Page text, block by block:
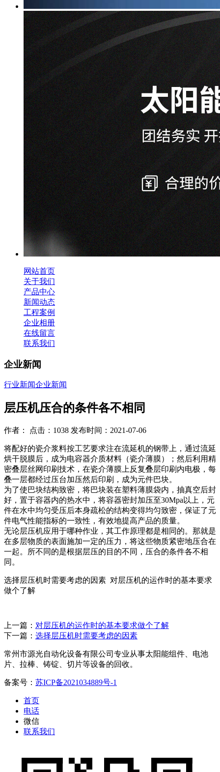
网站首页
关于我们
产品中心
新闻动态
工程案例
企业相册
在线留言
联系我们
企业新闻
行业新闻企业新闻
层压机压合的条件各不相同
作者： 点击：1038 发布时间：2021-07-06
将配好的瓷介浆料按工艺要求注在流延机的钢带上，通过流延
烘干脱膜后，成为电容器介质材料（瓷介薄膜）；然后利用精
密叠层丝网印刷技术，在瓷介薄膜上反复叠层印刷内电极，每
叠一层都经过压台加压然后印刷，成为元件巴块。
为了使巴块结构致密，将巴块装在塑料薄膜袋内，抽真空后封
好，置于容器内的热水中，将容器密封加压至30Mpa以上，元
件在水中均匀受压后本身疏松的结构变得均匀致密，保证了元
件电气性能指标的一致性，有效地提高产品的质量。
无论层压机应用于哪种作业，其工作原理都是相同的。那就是
在多层物质的表面施加一定的压力，将这些物质紧密地压合在
一起。所不同的是根据层压的目的不同，压合的条件各不相
同。
选择层压机时需要考虑的因素 对层压机的运作时的基本要求
做个了解
上一篇： 对层压机的运作时的基本要求做个了解
下一篇： 选择层压机时需要考虑的因素
常州市源光自动化设备有限公司专业从事太阳能组件、电池
片、拉棒、铸锭、切片等设备的回收。
备案号： 苏ICP备2021034889号-1
首页
电话
微信
联系我们